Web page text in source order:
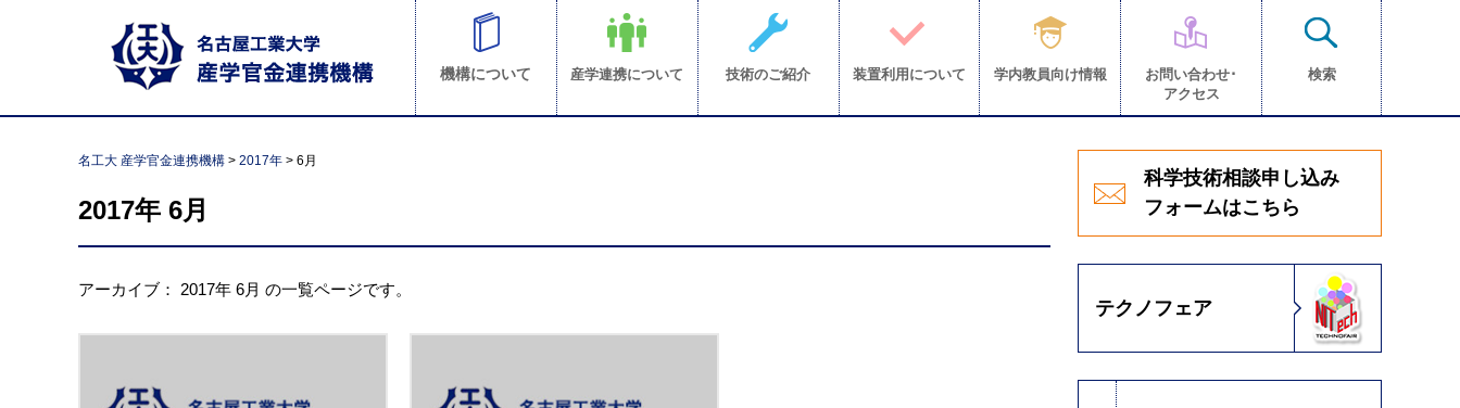
機構について 産学連携について 技術のご紹介 装置利用について 学内教員向け情報
お問い合わせ･
アクセス
検索
名工大 産学官金連携機構 > 2017年 > 6月
2017年 6月
アーカイブ： 2017年 6月 の一覧ページです。
科学技術相談申し込み
フォームはこちら
テクノフェア